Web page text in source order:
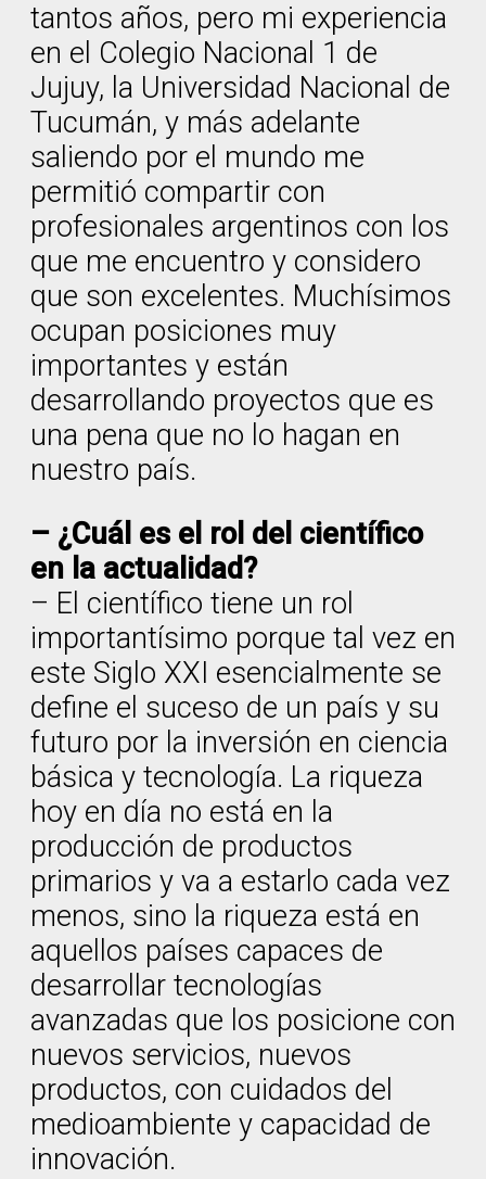
tantos años, pero mi experiencia
en el Colegio Nacional 1 de
Jujuy, la Universidad Nacional de
Tucumán, y más adelante
saliendo por el mundo me
permitió compartir con
profesionales argentinos con los
que me encuentro y considero
que son excelentes. Muchísimos
ocupan posiciones muy
importantes y están
desarrollando proyectos que es
una pena que no lo hagan en
nuestro país.
– ¿Cuál es el rol del científico
en la actualidad?
– El científico tiene un rol
importantísimo porque tal vez en
este Siglo XXI esencialmente se
define el suceso de un país y su
futuro por la inversión en ciencia
básica y tecnología. La riqueza
hoy en día no está en la
producción de productos
primarios y va a estarlo cada vez
menos, sino la riqueza está en
aquellos países capaces de
desarrollar tecnologías
avanzadas que los posicione con
nuevos servicios, nuevos
productos, con cuidados del
medioambiente y capacidad de
innovación.